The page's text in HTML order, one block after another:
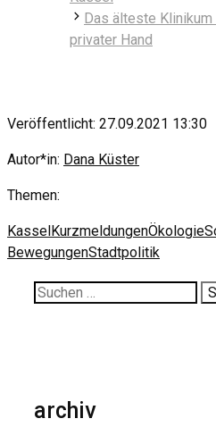
Das älteste Klinikum
privater Hand
Veröffentlicht: 27.09.2021 13:30
Autor*in: Dana Küster
Themen:
KasselKurzmeldungenÖkologie
BewegungenStadtpolitik
Suche
archiv